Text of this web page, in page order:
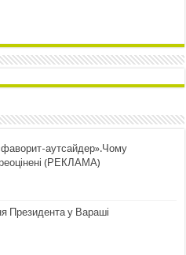
аутсайдер».Чому
(РЕКЛАМА)
Президента у Вараші